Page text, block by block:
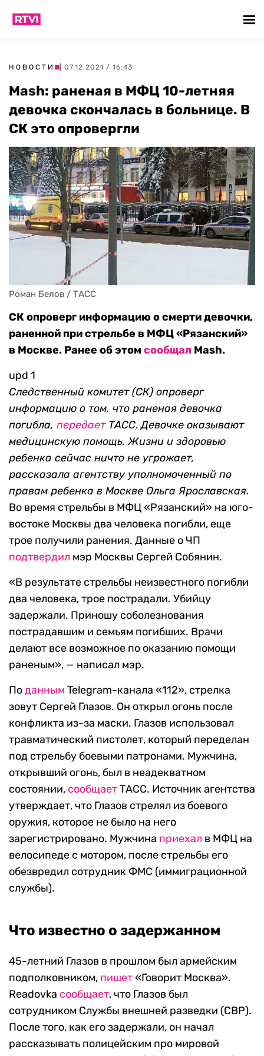
НОВОСТИ | 07.12.2021 / 16:43
Mash: раненая в МФЦ 10-летняя
девочка скончалась в больнице. В
СК это опровергли
Роман Белов / ТАСС
СК опроверг информацию о смерти девочки,
раненной при стрельбе в МФЦ «Рязанский»
в Москве. Ранее об этом сообщал Mash.
upd 1
Следственный комитет (СК) опроверг
информацию о том, что раненая девочка
погибла, передаетТАСС.Девочке оказывают
медицинскую помощь. Жизни и здоровью
ребенка сейчас ничто не угрожает,
рассказала агентству уполномоченный по
правам ребенка в Москве Ольга Ярославская.
Во время стрельбы в МФЦ «Рязанский» на юго-
востоке Москвы два человека погибли, еще
трое получили ранения. Данные о ЧП
подтвердил мэр Москвы Сергей Собянин.
«В результате стрельбы неизвестного погибли
два человека, трое пострадали. Убийцу
задержали. Приношу соболезнования
пострадавшим и семьям погибших. Врачи
делают все возможное по оказанию помощи
раненым», — написал мэр.
Поданным Telegram-канала «112», стрелка
зовут Сергей Глазов. Он открыл огонь после
конфликта из-за маски. Глазов использовал
травматический пистолет, который переделан
под стрельбу боевыми патронами. Мужчина,
открывший огонь, был в неадекватном
состоянии, сообщаетТАСС. Источник агентства
утверждает, что Глазов стрелял из боевого
оружия, которое не было на него
зарегистрировано. Мужчина приехал в МФЦ на
велосипеде с мотором, после стрельбы его
обезвредил сотрудник ФМС (иммиграционной
службы).
Что известно о задержанном
45-летний Глазов в прошлом был армейским
подполковником, пишет«Говорит Москва».
Readovka сообщает, что Глазов был
сотрудником Службы внешней разведки (СВР).
После того, как его задержали, он начал
рассказывать полицейским про мировой